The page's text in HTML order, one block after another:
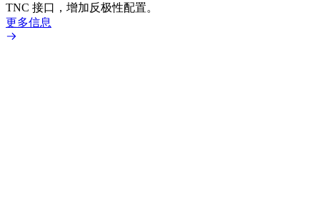
TNC 接口，增加反极性配置。
更多信息